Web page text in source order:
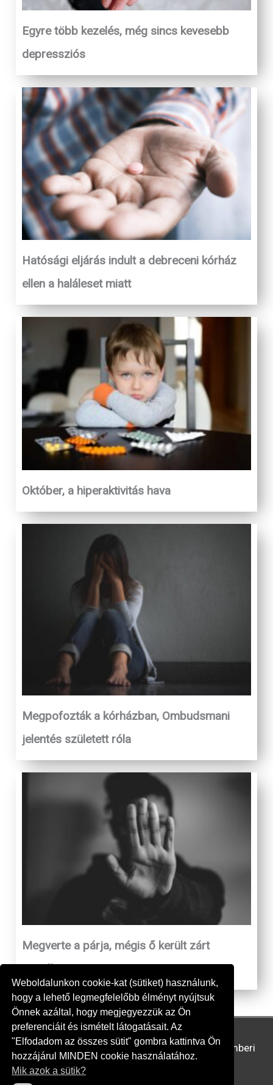
Weboldalunkon cookie-kat (sütiket) használunk,
hogy a lehető legmegfelelőbb élményt nyújtsuk
Önnek azáltal, hogy megjegyezzük az Ön
preferenciáit és ismételt látogatásait. Az
"Elfodadom az összes sütit" gombra kattintva Ön
hozzájárul MINDEN cookie használatához.
Mik azok a sütik?
Egyre több kezelés, még sincs kevesebb
depressziós
Hatósági eljárás indult a debreceni kórház
ellen a haláleset miatt
Október, a hiperaktivitás hava
Megpofozták a kórházban, Ombudsmani
jelentés született róla
Megverte a párja, mégis ő került zárt
osztályra
Copyright © 2026Állampolgári Bizottság az Emberi